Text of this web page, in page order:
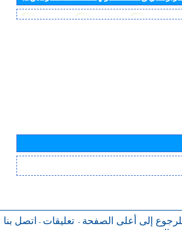
إلى أعلى الصفحة - تعليقات - اتصل بنا